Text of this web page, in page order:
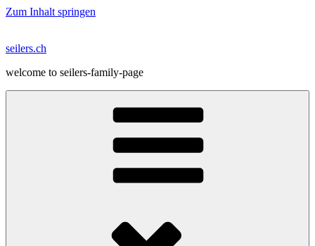
Zum Inhalt springen
seilers.ch
welcome to seilers-family-page